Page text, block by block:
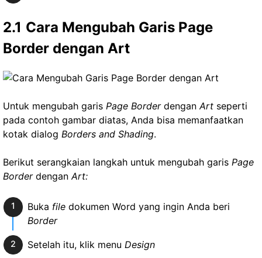
2.1 Cara Mengubah Garis Page
Border dengan Art
Untuk mengubah garis Page Borderdengan Art seperti
pada contoh gambar diatas, Anda bisa memanfaatkan
kotak dialog Borders and Shading.
Berikut serangkaian langkah untuk mengubah garis Page
Borderdengan Art:
Buka filedokumen Word yang ingin Anda beri
Border
Setelah itu, klik menu Design